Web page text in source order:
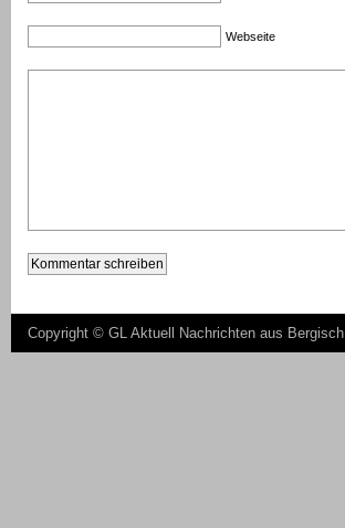
Webseite
Copyright © GL Aktuell Nachrichten aus